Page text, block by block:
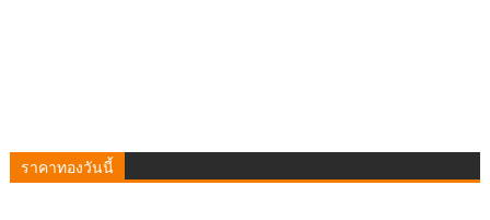
ราคาทองวันนี้